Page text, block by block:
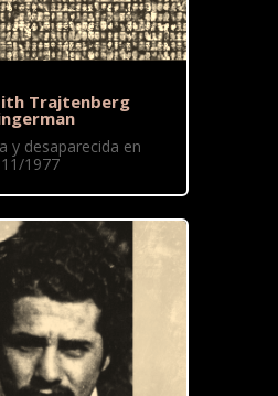
Trajtenberg
y desaparecida en
11/1977